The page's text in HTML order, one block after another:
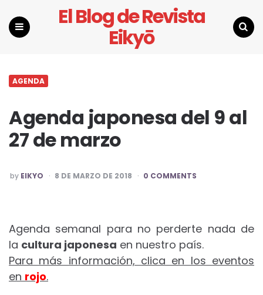
El Blog de Revista
Eikyō
AGENDA
Agenda japonesa del 9 al
27 de marzo
POSTED
BY
by EIKYO 8 DE MARZO DE 2018 0 COMMENTS
Agenda semanal para no perderte nada de
la cultura japonesa en nuestro país.
Para más información, clica en los eventos
en rojo.